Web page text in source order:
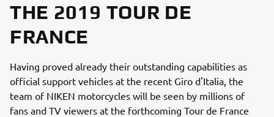
THE 2019 TOUR DE
FRANCE
Having proved already their outstanding capabilities as
official support vehicles at the recent Giro d'Italia, the
team of NIKEN motorcycles will be seen by millions of
fans and TV viewers at the forthcoming Tour de France